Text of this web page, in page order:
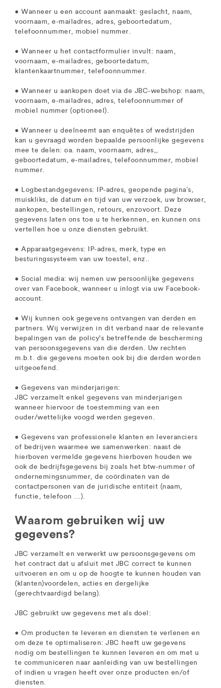
• Wanneer u een account aanmaakt: geslacht, naam,
voornaam, e-mailadres, adres, geboortedatum,
telefoonnummer, mobiel nummer.
• Wanneer u het contactformulier invult: naam,
voornaam, e-mailadres, geboortedatum,
klantenkaartnummer, telefoonnummer.
• Wanneer u aankopen doet via de JBC-webshop: naam,
voornaam, e-mailadres, adres, telefoonnummer of
mobiel nummer (optioneel).
• Wanneer u deelneemt aan enquêtes of wedstrijden
kan u gevraagd worden bepaalde persoonlijke gegevens
mee te delen: oa. naam, voornaam, adres,,
geboortedatum, e-mailadres, telefoonnummer, mobiel
nummer.
• Logbestandgegevens: IP-adres, geopende pagina’s,
muiskliks, de datum en tijd van uw verzoek, uw browser,
aankopen, bestellingen, retours, enzovoort. Deze
gegevens laten ons toe u te herkennen, en kunnen ons
vertellen hoe u onze diensten gebruikt.
• Apparaatgegevens: IP-adres, merk, type en
besturingssysteem van uw toestel, enz..
• Social media: wij nemen uw persoonlijke gegevens
over van Facebook, wanneer u inlogt via uw Facebook-
account.
• Wij kunnen ook gegevens ontvangen van derden en
partners. Wij verwijzen in dit verband naar de relevante
bepalingen van de policy's betreffende de bescherming
van persoonsgegevens van die derden. Uw rechten
m.b.t. die gegevens moeten ook bij die derden worden
uitgeoefend.
• Gegevens van minderjarigen:
JBC verzamelt enkel gegevens van minderjarigen
wanneer hiervoor de toestemming van een
ouder/wettelijke voogd werden gegeven.
• Gegevens van professionele klanten en leveranciers
of bedrijven waarmee we samenwerken: naast de
hierboven vermelde gegevens hierboven houden we
ook de bedrijfsgegevens bij zoals het btw-nummer of
ondernemingsnummer, de coördinaten van de
contactpersonen van de juridische entiteit (naam,
functie, telefoon …).
Waarom gebruiken wij uw
gegevens?
JBC verzamelt en verwerkt uw persoonsgegevens om
het contract dat u afsluit met JBC correct te kunnen
uitvoeren en om u op de hoogte te kunnen houden van
(klanten)voordelen, acties en dergelijke
(gerechtvaardigd belang).
JBC gebruikt uw gegevens met als doel:
• Om producten te leveren en diensten te verlenen en
om deze te optimaliseren: JBC heeft uw gegevens
nodig om bestellingen te kunnen leveren en om met u
te communiceren naar aanleiding van uw bestellingen
of indien u vragen heeft over onze producten en/of
diensten.